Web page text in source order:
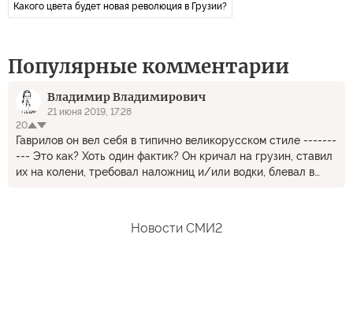
Какого цвета будет новая революция в Грузии?
Популярные комментарии
Владимир Владимирович
21 июня 2019, 17:28
20
Гаврилов он вел себя в типично великорусском стиле -------
--- Это как? Хоть один фактик? Он кричал на грузин, ставил
их на колени, требовал наложниц и/или водки, блевал в
Новости СМИ2